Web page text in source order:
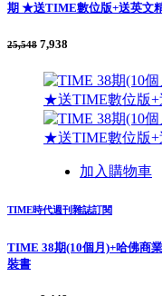
期 ★送TIME數位版+送英文
25,548 7,938
加入購物車
TIME時代週刊雜誌訂閱
TIME 38期(10個月)+哈佛商
裝書